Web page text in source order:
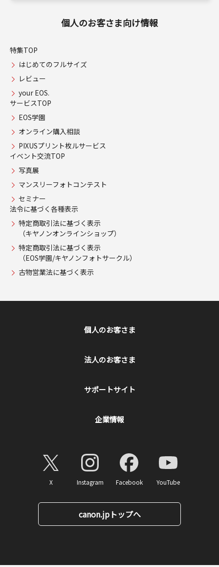
個人のお客さま向け情報
特集TOP
はじめてのフルサイズ
レビュー
your EOS.
サービスTOP
EOS学園
オンライン購入相談
PIXUSプリント枚ルサービス
イベント交流TOP
写真展
マンスリーフォトコンテスト
セミナー
法令に基づく各種表示
特定商取引法に基づく表示
（キヤノンオンラインショップ）
特定商取引法に基づく表示
（EOS学園/キヤノンフォトサークル）
古物営業法に基づく表示
個人のお客さま
法人のお客さま
サポートサイト
企業情報
X Instagram Facebook YouTube
canon.jpトップへ